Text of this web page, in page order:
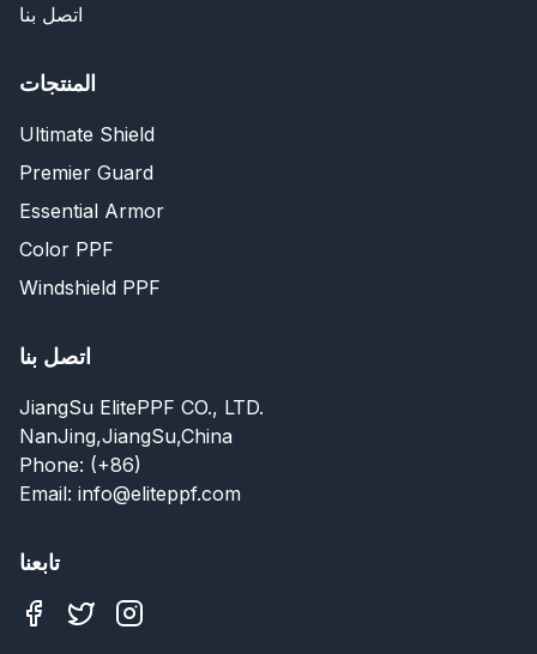
اتصل بنا
المنتجات
Ultimate Shield
Premier Guard
Essential Armor
Color PPF
Windshield PPF
اتصل بنا
JiangSu ElitePPF CO., LTD.
NanJing,JiangSu,China
Phone: (+86)
Email: info@eliteppf.com
تابعنا